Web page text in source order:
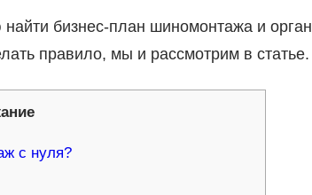
бизнес-план шиномонтажа и
правило, мы и рассмотрим в статье.
с нуля?